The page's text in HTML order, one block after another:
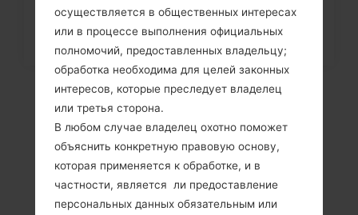
осуществляется в общественных интересах
или в процессе выполнения официальных
полномочий, предоставленных владельцу;
обработка необходима для целей законных
интересов, которые преследует владелец
или третья сторона.
В любом случае владелец охотно поможет
объяснить конкретную правовую основу,
которая применяется к обработке, и в
частности, является ли предоставление
персональных данных обязательным или